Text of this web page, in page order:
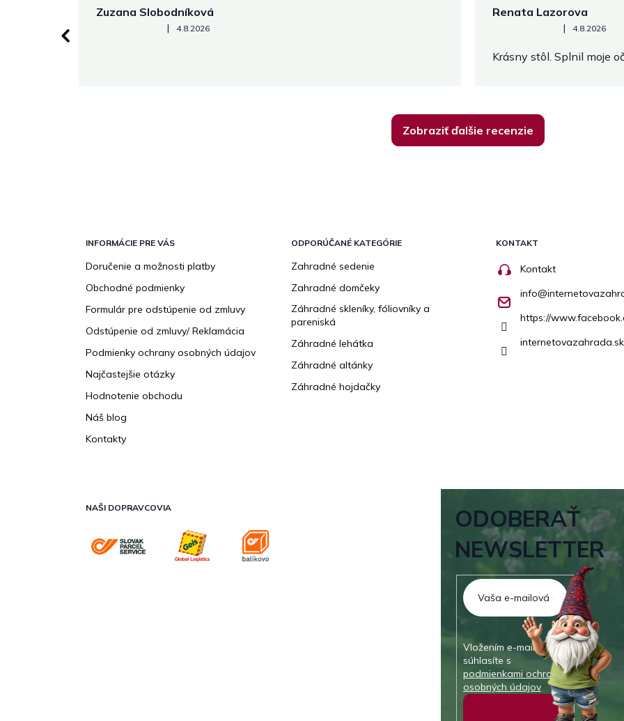
Zuzana Slobodníková
Hodnotenie obchodu je 5 z 5 hviezdičiek.
| 4.8.2026
Renata Lazorova
Hodnotenie obchodu je 5 z
| 4.8.2026
Krásny stôl. Splnil moje
Zobraziť ďalšie recenzie
INFORMÁCIE PRE VÁS
Doručenie a možnosti platby
Obchodné podmienky
Formulár pre odstúpenie od zmluvy
Odstúpenie od zmluvy/ Reklamácia
Podmienky ochrany osobných údajov
Najčastejšie otázky
Hodnotenie obchodu
Náš blog
Kontakty
ODPORÚČANÉ KATEGÓRIE
Zahradné sedenie
Zahradné domčeky
Záhradné skleníky, fóliovníky a
pareniská
Záhradné lehátka
Záhradné altánky
Záhradné hojdačky
KONTAKT
Kontakt
info@
https://
internetovazahrada.sk
NAŠI DOPRAVCOVIA
ODOBERAŤ
NEWSLETTER
Vložením e-mailu
súhlasíte s
podmienkami ochrany
osobných údajov
Prihlásiť